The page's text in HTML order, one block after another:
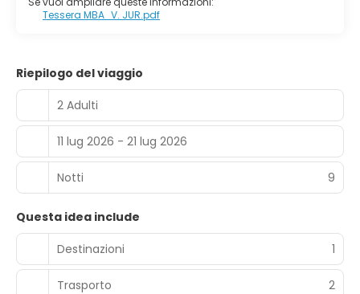
Tessera MBA_V. JUR.pdf
Riepilogo del viaggio
2 Adulti
11 lug 2026 - 21 lug 2026
Notti 9
Questa idea include
Destinazioni
1
Trasporto 2